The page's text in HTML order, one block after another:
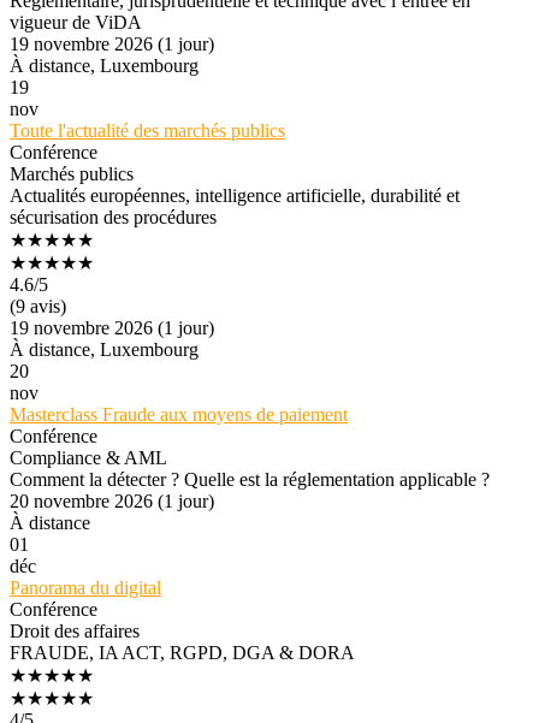
vigueur de ViDA
19 novembre 2026 (1 jour)
À distance, Luxembourg
19
nov
Toute l'actualité des marchés publics
Conférence
Marchés publics
Actualités européennes, intelligence artificielle, durabilité et
sécurisation des procédures
★★★★★
★★★★★
4.6/5
(9 avis)
19 novembre 2026 (1 jour)
À distance, Luxembourg
20
nov
Masterclass Fraude aux moyens de paiement
Conférence
Compliance & AML
Comment la détecter ? Quelle est la réglementation applicable ?
20 novembre 2026 (1 jour)
À distance
01
déc
Panorama du digital
Conférence
Droit des affaires
FRAUDE, IA ACT, RGPD, DGA & DORA
★★★★★
★★★★★